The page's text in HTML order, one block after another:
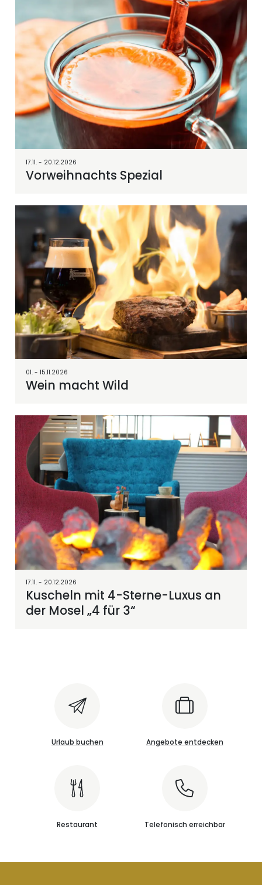
17.11. - 20.12.2026
Vorweihnachts Spezial
01. - 15.11.2026
Wein macht Wild
17.11. - 20.12.2026
Kuscheln mit 4-Sterne-Luxus an
der Mosel „4 für 3“
Urlaub buchen Angebote entdecken
Restaurant Telefonisch erreichbar